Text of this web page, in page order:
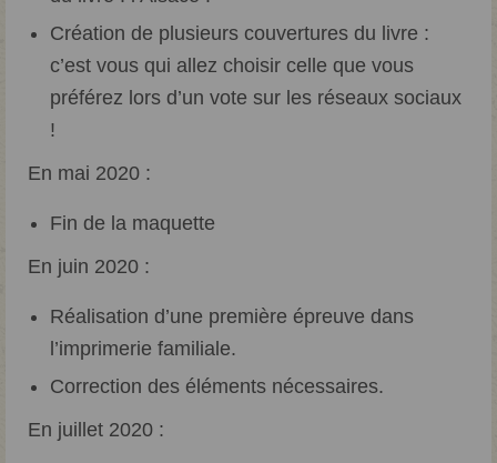
Création de plusieurs couvertures du livre :
c’est vous qui allez choisir celle que vous
préférez lors d’un vote sur les réseaux sociaux
!
En mai 2020 :
Fin de la maquette
En juin 2020 :
Réalisation d’une première épreuve dans
l’imprimerie familiale.
Correction des éléments nécessaires.
En juillet 2020 :